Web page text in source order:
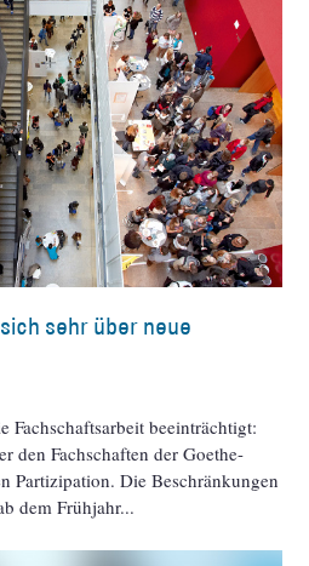
sehr über neue
Fachschaftsarbeit beeinträchtigt:
den Fachschaften der Goethe-
Partizipation. Die Beschränkungen
dem Frühjahr